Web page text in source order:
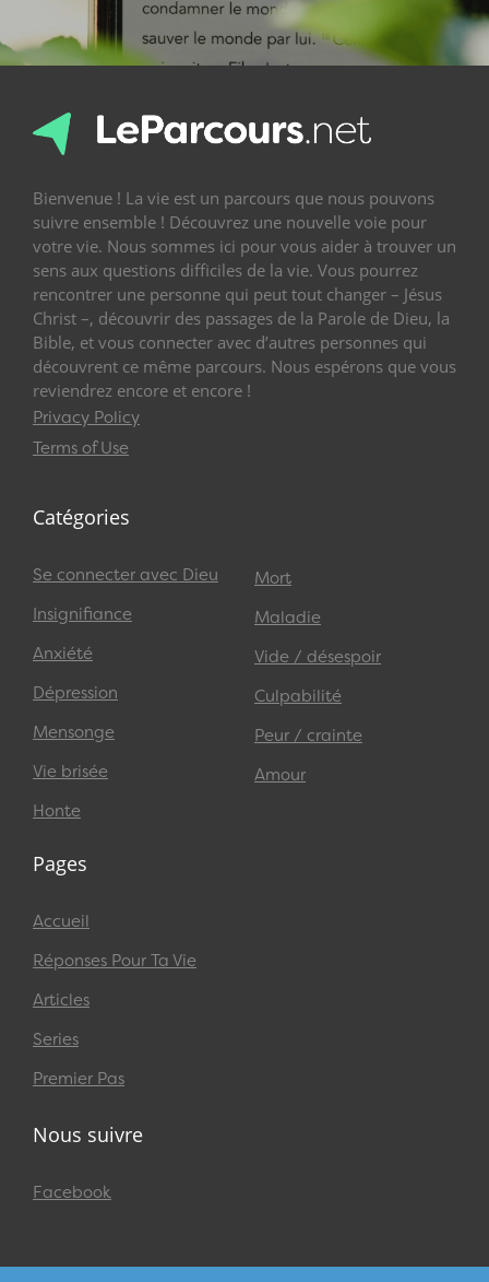
Bienvenue ! La vie est un parcours que nous pouvons
suivre ensemble ! Découvrez une nouvelle voie pour
votre vie. Nous sommes ici pour vous aider à trouver un
sens aux questions difficiles de la vie. Vous pourrez
rencontrer une personne qui peut tout changer – Jésus
Christ –, découvrir des passages de la Parole de Dieu, la
Bible, et vous connecter avec d’autres personnes qui
découvrent ce même parcours. Nous espérons que vous
reviendrez encore et encore !
Privacy Policy
Terms of Use
Catégories
Se connecter avec Dieu
Insignifiance
Anxiété
Dépression
Mensonge
Vie brisée
Honte
Mort
Maladie
Vide / désespoir
Culpabilité
Peur / crainte
Amour
Pages
Accueil
Réponses Pour Ta Vie
Articles
Series
Premier Pas
Nous suivre
Facebook